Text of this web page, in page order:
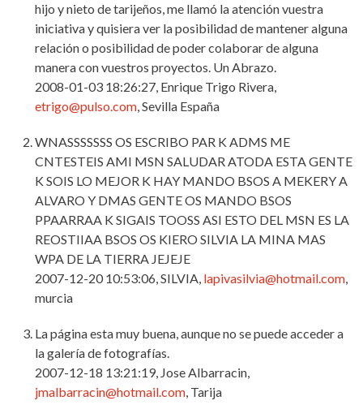
hijo y nieto de tarijeños, me llamó la atención vuestra
iniciativa y quisiera ver la posibilidad de mantener alguna
relación o posibilidad de poder colaborar de alguna
manera con vuestros proyectos. Un Abrazo.
2008-01-03 18:26:27, Enrique Trigo Rivera,
etrigo@pulso.com, Sevilla España
WNASSSSSSS OS ESCRIBO PAR K ADMS ME
CNTESTEIS AMI MSN SALUDAR ATODA ESTA GENTE
K SOIS LO MEJOR K HAY MANDO BSOS A MEKERY A
ALVARO Y DMAS GENTE OS MANDO BSOS
PPAARRAA K SIGAIS TOOSS ASI ESTO DEL MSN ES LA
REOSTIIAA BSOS OS KIERO SILVIA LA MINA MAS
WPA DE LA TIERRA JEJEJE
2007-12-20 10:53:06, SILVIA, lapivasilvia@hotmail.com,
murcia
La página esta muy buena, aunque no se puede acceder a
la galería de fotografías.
2007-12-18 13:21:19, Jose Albarracin,
jmalbarracin@hotmail.com, Tarija